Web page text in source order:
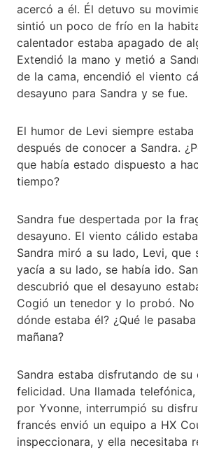
acercó a él. Él detuvo su
sintió un poco de frío en la
calentador estaba apagado de
Extendió la mano y metió a
de la cama, encendió el viento
desayuno para Sandra y se fue.
El humor de Levi siempre estaba
después de conocer a Sandra.
que había estado dispuesto a
tiempo?
Sandra fue despertada por la
desayuno. El viento cálido
Sandra miró a su lado, Levi, que
yacía a su lado, se había ido.
descubrió que el desayuno
Cogió un tenedor y lo probó. No
dónde estaba él? ¿Qué le
mañana?
Sandra estaba disfrutando de su
felicidad. Una llamada
por Yvonne, interrumpió su
francés envió un equipo a HX
inspeccionara, y ella necesitaba